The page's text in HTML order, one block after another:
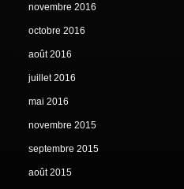
novembre 2016
octobre 2016
août 2016
juillet 2016
mai 2016
novembre 2015
septembre 2015
août 2015